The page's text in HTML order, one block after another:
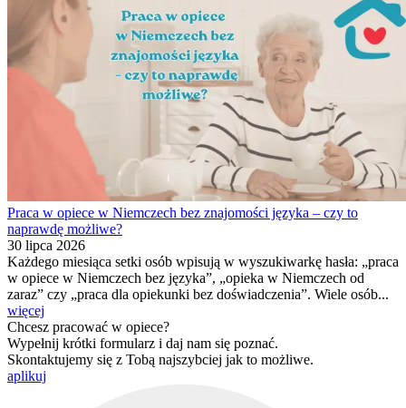
Praca w opiece w Niemczech bez znajomości języka – czy to
naprawdę możliwe?
30 lipca 2026
Każdego miesiąca setki osób wpisują w wyszukiwarkę hasła: „praca
w opiece w Niemczech bez języka”, „opieka w Niemczech od
zaraz” czy „praca dla opiekunki bez doświadczenia”. Wiele osób...
więcej
Chcesz pracować w opiece?
Wypełnij krótki formularz i daj nam się poznać.
Skontaktujemy się z Tobą najszybciej jak to możliwe.
aplikuj